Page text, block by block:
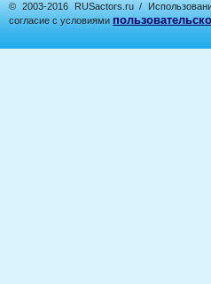
© 2003-2016 RUSactors.ru /
согласие с условиями